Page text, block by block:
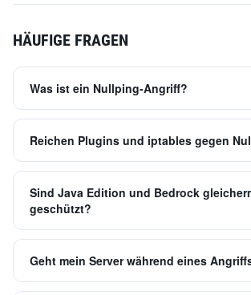
HÄUFIGE FRAGEN
Was ist ein Nullping-Angriff?
Reichen Plugins und iptables gegen
Sind Java Edition und Bedrock
geschützt?
Geht mein Server während eines